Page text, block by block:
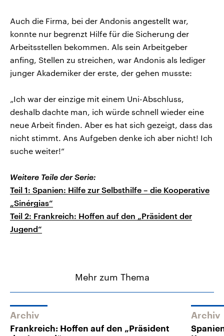
Auch die Firma, bei der Andonis angestellt war,
konnte nur begrenzt Hilfe für die Sicherung der
Arbeitsstellen bekommen. Als sein Arbeitgeber
anfing, Stellen zu streichen, war Andonis als lediger
junger Akademiker der erste, der gehen musste:
„Ich war der einzige mit einem Uni-Abschluss,
deshalb dachte man, ich würde schnell wieder eine
neue Arbeit finden. Aber es hat sich gezeigt, dass das
nicht stimmt. Ans Aufgeben denke ich aber nicht! Ich
suche weiter!“
Weitere Teile der Serie:
Teil 1: Spanien: Hilfe zur Selbsthilfe – die Kooperative
„Sinérgias“
Teil 2: Frankreich: Hoffen auf den „Präsident der
Jugend“
Mehr zum Thema
Archiv
Frankreich: Hoffen auf den „Präsident
Archiv